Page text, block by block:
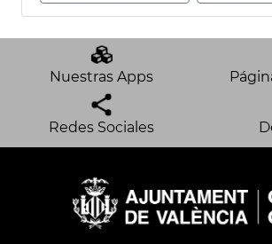
Nuestras Apps
Redes Sociales